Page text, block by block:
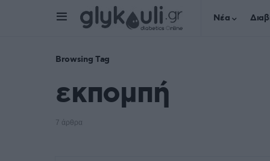
Νέα
Browsing Tag
εκπομπή
7 άρθρα